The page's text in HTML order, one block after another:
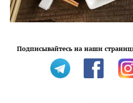
Подписывайтесь на наши